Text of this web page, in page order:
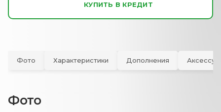
КУПИТЬ В КРЕДИТ
Фото Характеристики Дополнения
Фото